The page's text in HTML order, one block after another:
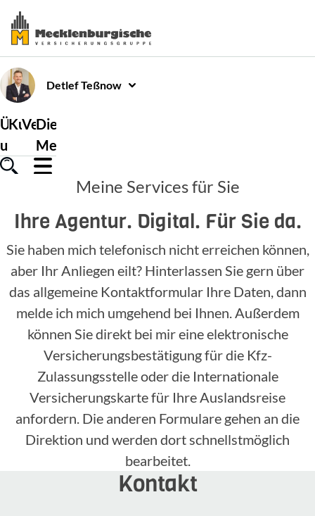
DetlefTeßnow
Über
uns
Kundenservice
Versicherungen
Die
Mecklenburgische
Meine Services für Sie
Ihre Agentur. Digital. Für Sie da.
Sie haben mich telefonisch nicht erreichen können,
aber Ihr Anliegen eilt? Hinterlassen Sie gern über
das allgemeine Kontaktformular Ihre Daten, dann
melde ich mich umgehend bei Ihnen. Außerdem
können Sie direkt bei mir eine elektronische
Versicherungsbestätigung für die Kfz-
Zulassungsstelle oder die Internationale
Versicherungskarte für Ihre Auslandsreise
anfordern. Die anderen Formulare gehen an die
Direktion und werden dort schnellstmöglich
bearbeitet.
Kontakt